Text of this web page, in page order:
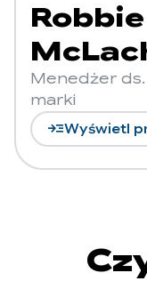
Robbie
Menedżer
marki
read_moreWyświetl